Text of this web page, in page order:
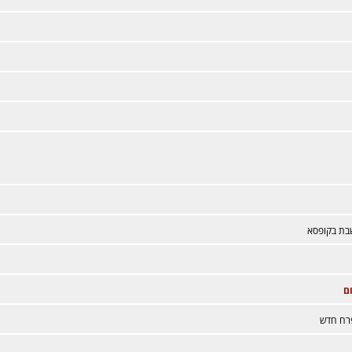
בקופסא
חדש